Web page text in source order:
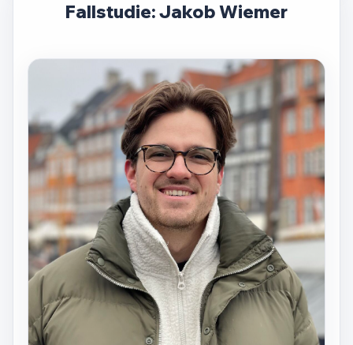
Fallstudie: Jakob Wiemer